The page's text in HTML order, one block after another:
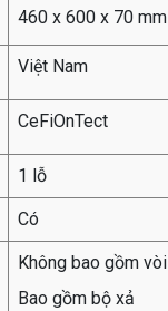
460 x 600 x 70 mm
Việt Nam
CeFiOnTect
1 lỗ
Có
Không bao gồm vòi
Bao gồm bộ xả